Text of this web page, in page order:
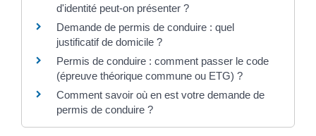
d'identité peut-on présenter ?
Demande de permis de conduire : quel
justificatif de domicile ?
Permis de conduire : comment passer le code
(épreuve théorique commune ou ETG) ?
Comment savoir où en est votre demande de
permis de conduire ?